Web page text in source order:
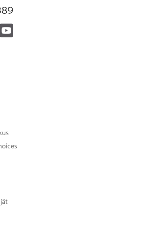
ja otsake hyväksytään DLT-
voi vaihdella kunkin ympäristön mukaan.
täytyy olla DLT-portaalin
ja otsake ovat
ja otsaketta.
jotta voimme kehittyä!